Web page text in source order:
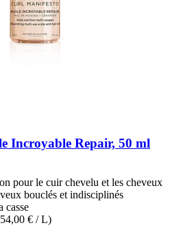
Incroyable Repair, 50 ml
pour le cuir chevelu et les cheveux
bouclés et indisciplinés
casse
€ / L)